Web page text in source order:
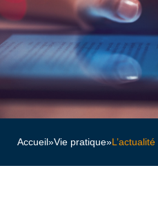
Accueil»Vie pratique»